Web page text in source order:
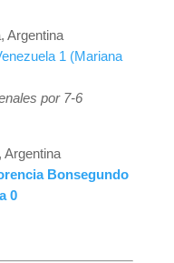
Argentina
1 (Mariana
por 7-6
Argentina
Bonsegundo
0